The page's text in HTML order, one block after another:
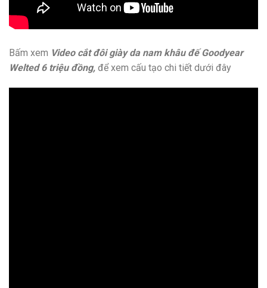
Bấm xem Video cắt đôi giày da nam khâu đế Goodyear
Welted 6 triệu đồng, để xem cấu tạo chi tiết dưới đây